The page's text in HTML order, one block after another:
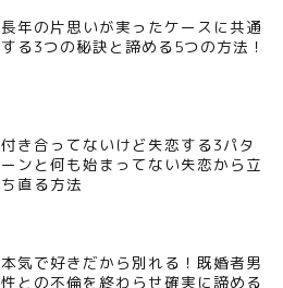
長年の片思いが実ったケースに共通
する3つの秘訣と諦める5つの方法！
付き合ってないけど失恋する3パタ
ーンと何も始まってない失恋から立
ち直る方法
本気で好きだから別れる！既婚者男
性との不倫を終わらせ確実に諦める